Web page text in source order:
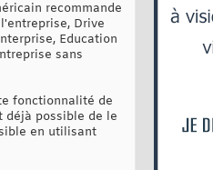
recommande
Drive
Education
sans
fonctionnalité de
déjà possible de le
en utilisant